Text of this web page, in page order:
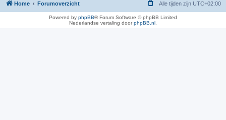
Home Forumoverzicht Alle tijden zijn UTC+02:00
Powered by phpBB® Forum Software © phpBB Limited
Nederlandse vertaling doorphpBB.nl